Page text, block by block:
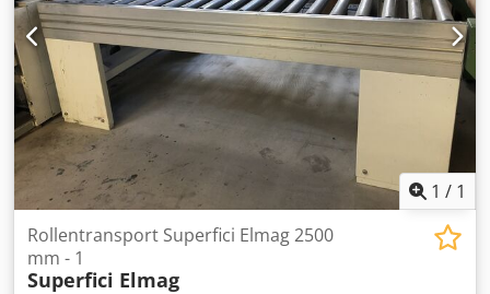
1 / 1
Rollentransport Superfici Elmag 2500
mm - 1
Superfici Elmag